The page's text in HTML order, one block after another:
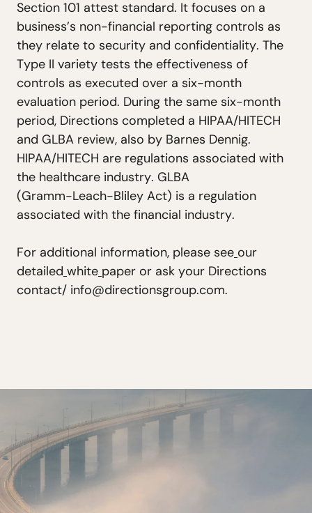
Section 101 attest standard. It focuses on a
business’s non-financial reporting controls as
they relate to security and confidentiality. The
Type II variety tests the effectiveness of
controls as executed over a six-month
evaluation period. During the same six-month
period, Directions completed a HIPAA/HITECH
and GLBA review, also by Barnes Dennig.
HIPAA/HITECH are regulations associated with
the healthcare industry. GLBA
(Gramm-Leach-Bliley Act) is a regulation
associated with the financial industry.
For additional information, please see our
detailed white paper or ask your Directions
contact/ info@directionsgroup.com.